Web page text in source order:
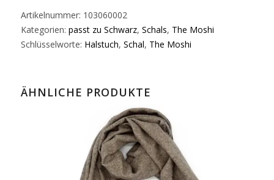
Artikelnummer: 103060002
Kategorien: passt zu Schwarz, Schals, The Moshi
Schlüsselworte: Halstuch, Schal, The Moshi
ÄHNLICHE PRODUKTE